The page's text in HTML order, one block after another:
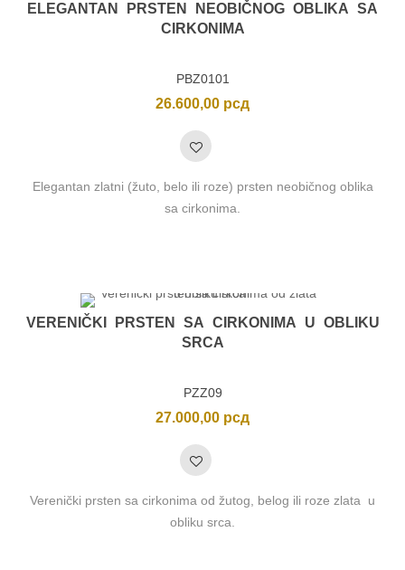
ELEGANTAN PRSTEN NEOBIČNOG OBLIKA SA
CIRKONIMA
PBZ0101
26.600,00 рсд
Elegantan zlatni (žuto, belo ili roze) prsten neobičnog oblika
sa cirkonima.
VERENIČKI PRSTEN SA CIRKONIMA U OBLIKU
SRCA
PZZ09
27.000,00 рсд
Verenički prsten sa cirkonima od žutog, belog ili roze zlata u
obliku srca.